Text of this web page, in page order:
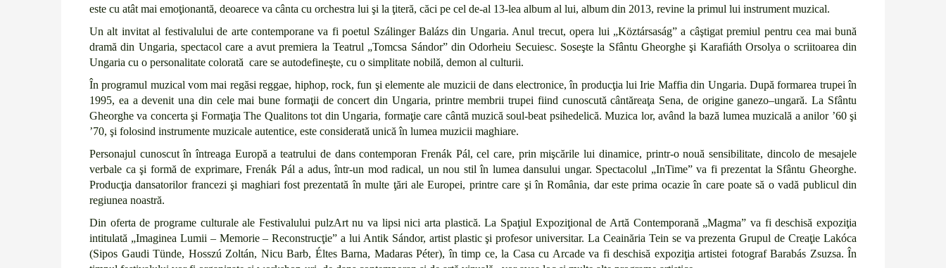
este cu atât mai emoţionantă, deoarece va cânta cu orchestra lui şi la ţiteră, căci pe cel de-al 13-lea album al lui, album din 2013, revine la primul lui instrument muzical.
Un alt invitat al festivalului de arte contemporane va fi poetul Szálinger Balázs din Ungaria. Anul trecut, opera lui „Köztársaság” a câştigat premiul pentru cea mai bună
dramă din Ungaria, spectacol care a avut premiera la Teatrul „Tomcsa Sándor” din Odorheiu Secuiesc. Soseşte la Sfântu Gheorghe şi Karafiáth Orsolya o scriitoarea din
Ungaria cu o personalitate colorată care se autodefineşte, cu o simplitate nobilă, demon al culturii.
În programul muzical vom mai regăsi reggae, hiphop, rock, fun şi elemente ale muzicii de dans electronice, în producţia lui Irie Maffia din Ungaria. După formarea trupei în
1995, ea a devenit una din cele mai bune formaţii de concert din Ungaria, printre membrii trupei fiind cunoscută cântăreaţa Sena, de origine ganezo–ungară. La Sfântu
Gheorghe va concerta şi Formaţia The Qualitons tot din Ungaria, formaţie care cântă muzică soul-beat psihedelică. Muzica lor, având la bază lumea muzicală a anilor ’60 şi
’70, şi folosind instrumente muzicale autentice, este considerată unică în lumea muzicii maghiare.
Personajul cunoscut în întreaga Europă a teatrului de dans contemporan Frenák Pál, cel care, prin mişcările lui dinamice, printr-o nouă sensibilitate, dincolo de mesajele
verbale ca şi formă de exprimare, Frenák Pál a adus, într-un mod radical, un nou stil în lumea dansului ungar. Spectacolul „InTime” va fi prezentat la Sfântu Gheorghe.
Producţia dansatorilor francezi şi maghiari fost prezentată în multe ţări ale Europei, printre care şi în România, dar este prima ocazie în care poate să o vadă publicul din
regiunea noastră.
Din oferta de programe culturale ale Festivalului pulzArt nu va lipsi nici arta plastică. La Spaţiul Expoziţional de Artă Contemporană „Magma” va fi deschisă expoziţia
intitulată „Imaginea Lumii – Memorie – Reconstrucţie” a lui Antik Sándor, artist plastic şi profesor universitar. La Ceainăria Tein se va prezenta Grupul de Creaţie Lakóca
(Sipos Gaudi Tünde, Hosszú Zoltán, Nicu Barb, Éltes Barna, Madaras Péter), în timp ce, la Casa cu Arcade va fi deschisă expoziţia artistei fotograf Barabás Zsuzsa. În